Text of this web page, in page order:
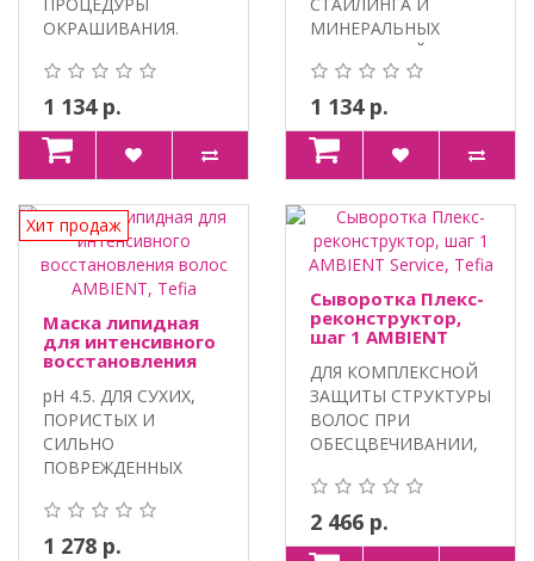
ОКРАШИВАНИЯ.
ПАНТЕНОЛ,
ЭКСТРАКТ ЛИ..
1 134 р.
МИНЕРАЛЬНЫХ
НАКОПЛЕНИЙ. 100%
VEGAN,..
1 134 р.
Хит продаж
Маска липидная
для интенсивного
восстановления
Tefia
pH 4.5. ДЛЯ СУХИХ,
ПОРИСТЫХ И
СИЛЬНО
ПОВРЕЖДЕННЫХ
МАСЛО ШИПО..
1 278 р.
Сыворотка Плекс-
реконструктор,
шаг 1 AMBIENT
ДЛЯ КОМПЛЕКСНОЙ
ЗАЩИТЫ СТРУКТУРЫ
ВОЛОС ПРИ
ОБЕСЦВЕЧИВАНИИ,
ХИМИЧЕС..
2 466 р.